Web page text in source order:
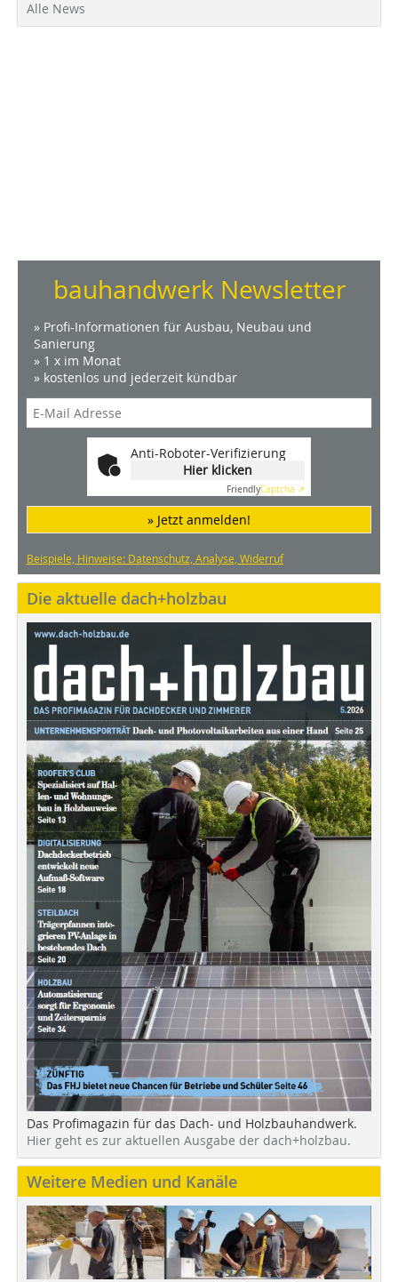
Alle News
bauhandwerk Newsletter
» Profi-Informationen für Ausbau, Neubau und
Sanierung
» 1 x im Monat
» kostenlos und jederzeit kündbar
Anti-Roboter-Verifizierung
Hier klicken
FriendlyCaptcha ⇗
» Jetzt anmelden!
Beispiele, Hinweise: Datenschutz, Analyse, Widerruf
Die aktuelle dach+holzbau
Das Profimagazin für das Dach- und Holzbauhandwerk.
Hier geht es zur aktuellen Ausgabe der dach+holzbau.
Weitere Medien und Kanäle